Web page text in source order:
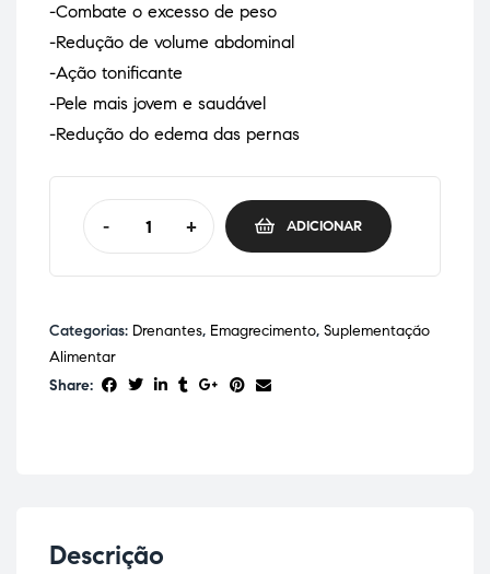
-Combate o excesso de peso
-Redução de volume abdominal
-Ação tonificante
-Pele mais jovem e saudável
-Redução do edema das pernas
- + ADICIONAR
Categorias: Drenantes, Emagrecimento, Suplementação
Alimentar
Share:
Descrição